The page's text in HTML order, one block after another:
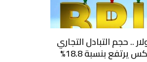
دولار .. حجم التبادل التجاري
بين مصر ودول البريكس يرتفع بنسبة 18.8%